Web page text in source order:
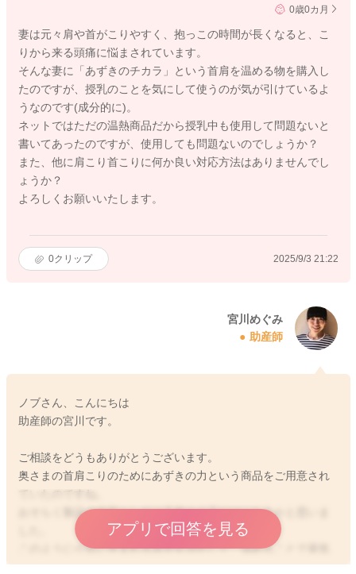
0歳0カ月
妻は元々肩や首がこりやすく、抱っこの時間が長くなると、こ
りから来る頭痛に悩まされています。
そんな妻に「あずきのチカラ」という首肩を温める物を購入し
たのですが、授乳のことを気にして使うのが気が引けているよ
うなのです(成分的に)。
ネットではただの温熱商品だから授乳中も使用して問題ないと
書いてあったのですが、使用しても問題ないのでしょうか？
また、他に肩こり首こりに何か良い対応方法はありませんでし
ょうか？
よろしくお願いいたします。
0クリップ 2025/9/3 21:22
宮川めぐみ
助産師
ノブさん、こんにちは
助産師の宮川です。
ご相談をどうもありがとうございます。
奥さまの首肩こりのためにあずきの力という商品をご用意され
おそらく製品の内容としては天然の小豆だけになるかと思いま
このように小豆に含まれる水分を活かして、温めることで蒸気
が出てくるようにするのは、よく使われる方法だと思います。
アプリで回答を見る